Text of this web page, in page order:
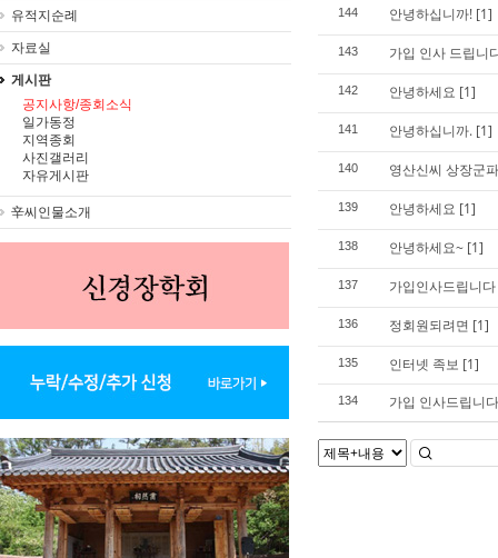
유적지순례
자료실
게시판
공지사항/종회소식
일가동정
지역종회
사진갤러리
자유게시판
辛씨인물소개
144 안녕하십니까! [1]
143 가입 인사 드립니
142 안녕하세요 [1]
141 안녕하십니까. [1]
140 영산신씨 상장군
139 안녕하세요 [1]
138 안녕하세요~ [1]
137 가입인사드립니다
136 정회원되려면 [1]
135 인터넷 족보 [1]
134 가입 인사드립니